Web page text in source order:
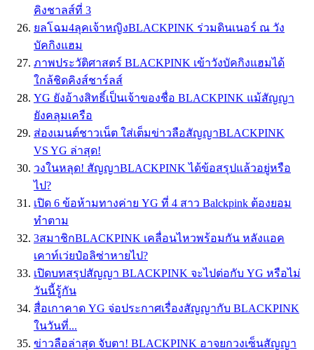
คิงชาลส์ที่ 3
ยลโฉม4ลุคเจ้าหญิงBLACKPINK ร่วมดินเนอร์ ณ วัง
บัคกิงแฮม
ภาพประวัติศาสตร์ BLACKPINK เข้าวังบัคกิงแฮมได้
ใกล้ชิดคิงส์ชาร์ลส์
YG ยังอ้างสิทธิ์เป็นเจ้าของชื่อ BLACKPINK แม้สัญญา
ยังคลุมเครือ
ส่องเมนต์ชาวเน็ต ใส่เต็มข่าวลือสัญญาBLACKPINK
VS YG ล่าสุด!
วงในหลุด! สัญญาBLACKPINK ได้ข้อสรุปแล้วอยู่หรือ
ไป?
เปิด 6 ข้อห้ามทางค่าย YG ที่ 4 สาว Balckpink ต้องยอม
ทำตาม
3สมาชิกBLACKPINK เคลื่อนไหวพร้อมกัน หลังแอค
เคาท์เว่ยป๋อลิซ่าหายไป?
เปิดบทสรุปสัญญา BLACKPINK จะไปต่อกับ YG หรือไม่
วันนี้รู้กัน
สื่อเกาคาด YG จ่อประกาศเรื่องสัญญากับ BLACKPINK
ในวันที่...
ข่าวลือล่าสุด จับตา! BLACKPINK อาจยกวงเซ็นสัญญา